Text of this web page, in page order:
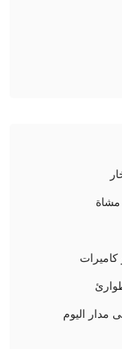
كاميرات
مدار اليوم